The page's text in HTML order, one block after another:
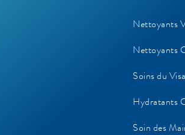
Nettoyants
Nettoyants
Soins du
Hydratants
Soin des